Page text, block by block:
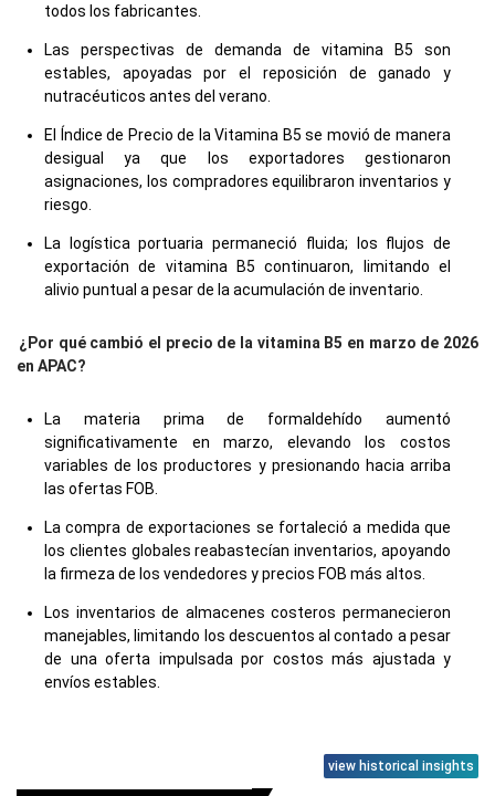
todos los fabricantes.
Las perspectivas de demanda de vitamina B5 son
estables, apoyadas por el reposición de ganado y
nutracéuticos antes del verano.
El Índice de Precio de la Vitamina B5 se movió de manera
desigual ya que los exportadores gestionaron
asignaciones, los compradores equilibraron inventarios y
riesgo.
La logística portuaria permaneció fluida; los flujos de
exportación de vitamina B5 continuaron, limitando el
alivio puntual a pesar de la acumulación de inventario.
¿Por qué cambió el precio de la vitamina B5 en marzo de 2026
en APAC?
La materia prima de formaldehído aumentó
significativamente en marzo, elevando los costos
variables de los productores y presionando hacia arriba
las ofertas FOB.
La compra de exportaciones se fortaleció a medida que
los clientes globales reabastecían inventarios, apoyando
la firmeza de los vendedores y precios FOB más altos.
Los inventarios de almacenes costeros permanecieron
manejables, limitando los descuentos al contado a pesar
de una oferta impulsada por costos más ajustada y
envíos estables.
view historical insights